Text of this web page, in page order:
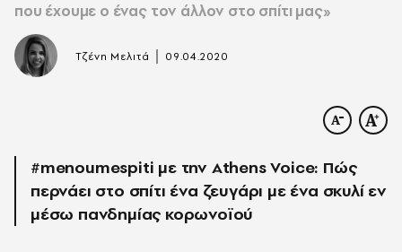
που έχουμε ο ένας τον άλλον στο σπίτι μας»
Τζένη Μελιτά 09.04.2020
#menoumespiti με την Athens Voice: Πώς
περνάει στο σπίτι ένα ζευγάρι με ένα σκυλί εν
μέσω πανδημίας κορωνοϊού